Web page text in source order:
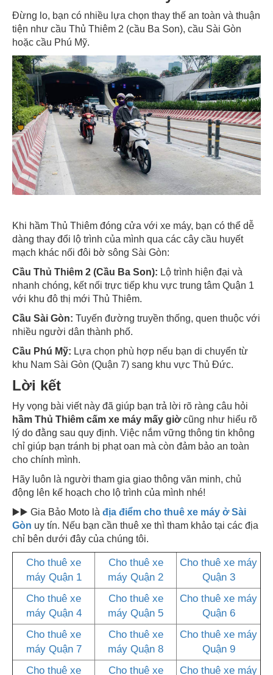
Đừng lo, bạn có nhiều lựa chọn thay thế an toàn và thuận
tiện như cầu Thủ Thiêm 2 (cầu Ba Son), cầu Sài Gòn
hoặc cầu Phú Mỹ.
Khi hầm Thủ Thiêm đóng cửa với xe máy, bạn có thể dễ
dàng thay đổi lộ trình của mình qua các cây cầu huyết
mạch khác nối đôi bờ sông Sài Gòn:
Cầu Thủ Thiêm 2 (Cầu Ba Son): Lộ trình hiện đại và
nhanh chóng, kết nối trực tiếp khu vực trung tâm Quận 1
với khu đô thị mới Thủ Thiêm.
Cầu Sài Gòn: Tuyến đường truyền thống, quen thuộc với
nhiều người dân thành phố.
Cầu Phú Mỹ: Lựa chọn phù hợp nếu bạn di chuyển từ
khu Nam Sài Gòn (Quận 7) sang khu vực Thủ Đức.
Lời kết
Hy vọng bài viết này đã giúp bạn trả lời rõ ràng câu hỏi
hầm Thủ Thiêm cấm xe máy mấy giờcũng như hiểu rõ
lý do đằng sau quy định. Việc nắm vững thông tin không
chỉ giúp bạn tránh bị phạt oan mà còn đảm bảo an toàn
cho chính mình.
Hãy luôn là người tham gia giao thông văn minh, chủ
động lên kế hoạch cho lộ trình của mình nhé!
▶️▶️ Gia Bảo Moto là địa điểm cho thuê xe máy ở Sài
Gòn uy tín. Nếu bạn cần thuê xe thì tham khảo tại các địa
chỉ bên dưới đây của chúng tôi.
Cho thuê xe
máy Quận 1
Cho thuê xe
máy Quận 2
Cho thuê xe máy
Quận 3
Cho thuê xe
máy Quận 4
Cho thuê xe
máy Quận 5
Cho thuê xe máy
Quận 6
Cho thuê xe
máy Quận 7
Cho thuê xe
máy Quận 8
Cho thuê xe máy
Quận 9
Cho thuê xe
Cho thuê xe
Cho thuê xe máy